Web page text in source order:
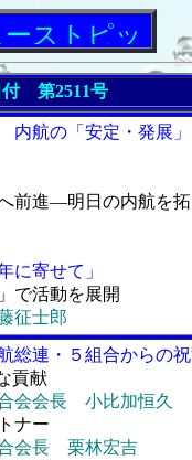
ックス
付 第2511号
内航の「安定・発展
前進―明日の内航を
に寄せて」
で活動を展開
征士郎
総連・５組合からの
貢献
会会長 小比加恒久
ナー
会長 栗林宏吉